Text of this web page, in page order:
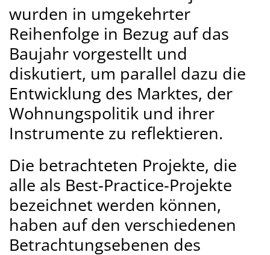
wurden in umgekehrter
Reihenfolge in Bezug auf das
Baujahr vorgestellt und
diskutiert, um parallel dazu die
Entwicklung des Marktes, der
Wohnungspolitik und ihrer
Instrumente zu reflektieren.
Die betrachteten Projekte, die
alle als Best-Practice-Projekte
bezeichnet werden können,
haben auf den verschiedenen
Betrachtungsebenen des